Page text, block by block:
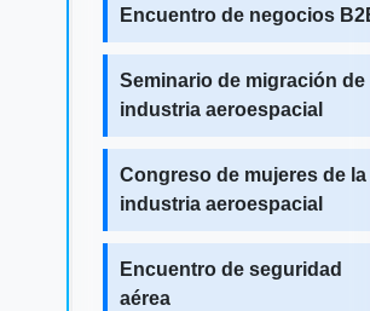
Encuentro de negocios
Seminario de migración de
industria aeroespacial
Congreso de mujeres de la
industria aeroespacial
Encuentro de seguridad
aérea